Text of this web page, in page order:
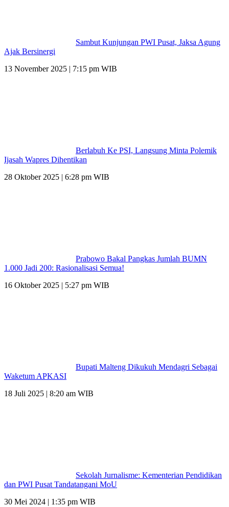
Sambut Kunjungan PWI Pusat, Jaksa Agung
Ajak Bersinergi
13 November 2025 | 7:15 pm WIB
Berlabuh Ke PSI, Langsung Minta Polemik
Ijasah Wapres Dihentikan
28 Oktober 2025 | 6:28 pm WIB
Prabowo Bakal Pangkas Jumlah BUMN
1.000 Jadi 200: Rasionalisasi Semua!
16 Oktober 2025 | 5:27 pm WIB
Bupati Malteng Dikukuh Mendagri Sebagai
Waketum APKASI
18 Juli 2025 | 8:20 am WIB
Sekolah Jurnalisme: Kementerian Pendidikan
dan PWI Pusat Tandatangani MoU
30 Mei 2024 | 1:35 pm WIB